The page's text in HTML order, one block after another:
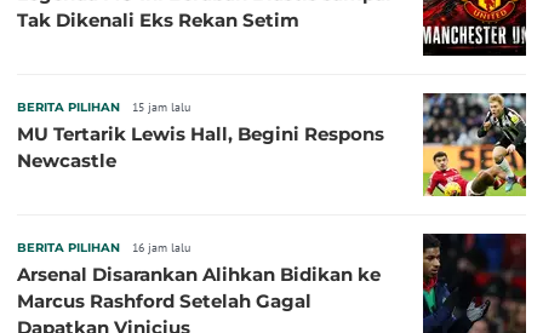
Tak Dikenali Eks Rekan Setim
BERITA PILIHAN 15 jam lalu
MU Tertarik Lewis Hall, Begini Respons
Newcastle
BERITA PILIHAN 16 jam lalu
Arsenal Disarankan Alihkan Bidikan ke
Marcus Rashford Setelah Gagal
Dapatkan Vinicius